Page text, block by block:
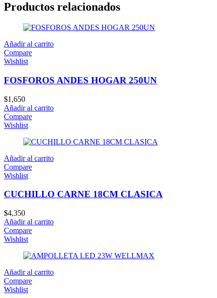
Productos relacionados
Añadir al carrito
Compare
Wishlist
FOSFOROS ANDES HOGAR 250UN
$1,650
Añadir al carrito
Compare
Wishlist
Añadir al carrito
Compare
Wishlist
CUCHILLO CARNE 18CM CLASICA
$4,350
Añadir al carrito
Compare
Wishlist
Añadir al carrito
Compare
Wishlist